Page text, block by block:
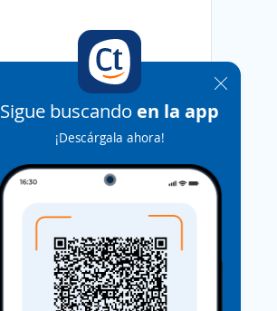
Sigue buscando en la app
¡Descárgala ahora!